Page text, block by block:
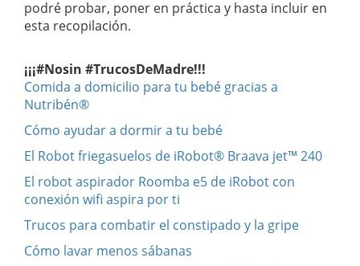
podré probar, poner en práctica y hasta incluir en
esta recopilación.
¡¡¡#Nosin #TrucosDeMadre!!!
Comida a domicilio para tu bebé gracias a
Nutribén®
Cómo ayudar a dormir a tu bebé
El Robot friegasuelos de iRobot® Braava jet™ 240
El robot aspirador Roomba e5 de iRobot con
conexión wifi aspira por ti
Trucos para combatir el constipado y la gripe
Cómo lavar menos sábanas